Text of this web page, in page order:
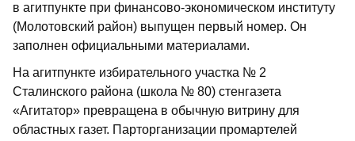
в агитпункте при финансово-экономическом институту
(Молотовский район) выпущен первый номер. Он
заполнен официальными материалами.
На агитпункте избирательного участка № 2
Сталинского района (школа № 80) стенгазета
«Агитатор» превращена в обычную витрину для
областных газет. Парторганизации промартелей